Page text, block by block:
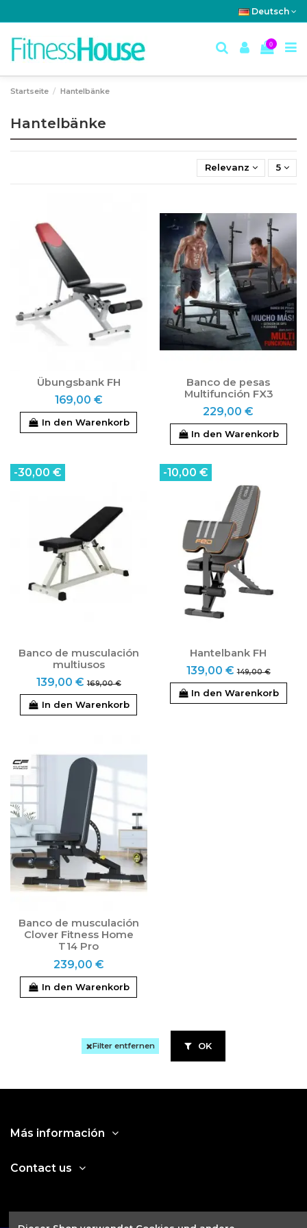
Deutsch
0
Startseite Hantelbänke
Hantelbänke
Relevanz 5
Übungsbank FH
169,00 €
In den Warenkorb
Banco de pesas
Multifunción FX3
229,00 €
In den Warenkorb
-30,00 €
Banco de musculación
multiusos
139,00 € 169,00 €
In den Warenkorb
-10,00 €
Hantelbank FH
139,00 € 149,00 €
In den Warenkorb
Banco de musculación
Clover Fitness Home
T14 Pro
239,00 €
In den Warenkorb
Filter entfernen OK
Más información
Contact us